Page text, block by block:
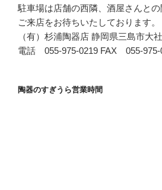
駐車場は店舗の西隣、酒屋さんとの
ご来店をお待ちいたしております。
（有）杉浦陶器店 静岡県三島市大
電話 055-975-0219 FAX 055-975-
陶器のすぎうら営業時間